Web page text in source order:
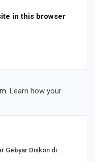
in this browser
Learn how your
Gebyar Diskon di